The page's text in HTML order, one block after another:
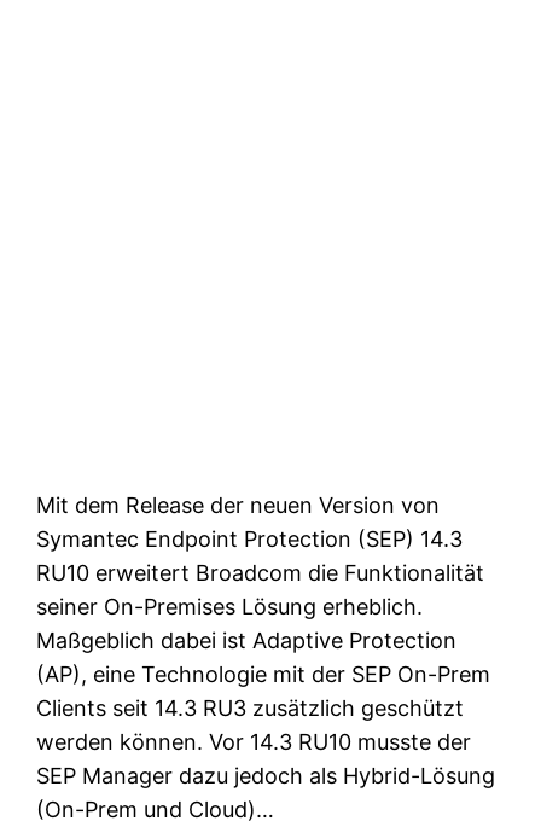
Mit dem Release der neuen Version von
Symantec Endpoint Protection (SEP) 14.3
RU10 erweitert Broadcom die Funktionalität
seiner On-Premises Lösung erheblich.
Maßgeblich dabei ist Adaptive Protection
(AP), eine Technologie mit der SEP On-Prem
Clients seit 14.3 RU3 zusätzlich geschützt
werden können. Vor 14.3 RU10 musste der
SEP Manager dazu jedoch als Hybrid-Lösung
(On-Prem und Cloud)…